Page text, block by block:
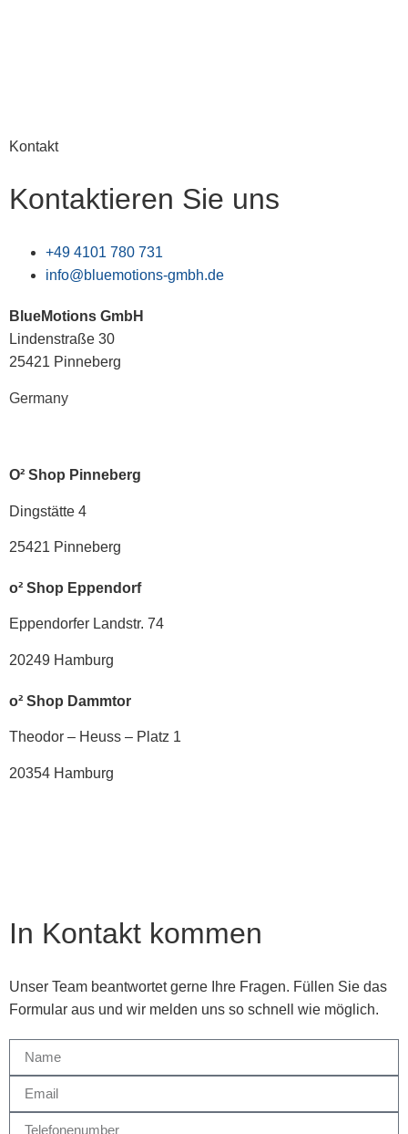
Kontakt
Kontaktieren Sie uns
+49 4101 780 731
info@bluemotions-gmbh.de
BlueMotions GmbH
Lindenstraße 30
25421 Pinneberg
Germany
O² Shop Pinneberg
Dingstätte 4
25421 Pinneberg
o² Shop Eppendorf
Eppendorfer Landstr. 74
20249 Hamburg
o² Shop Dammtor
Theodor – Heuss – Platz 1
20354 Hamburg
In Kontakt kommen
Unser Team beantwortet gerne Ihre Fragen. Füllen Sie das
Formular aus und wir melden uns so schnell wie möglich.